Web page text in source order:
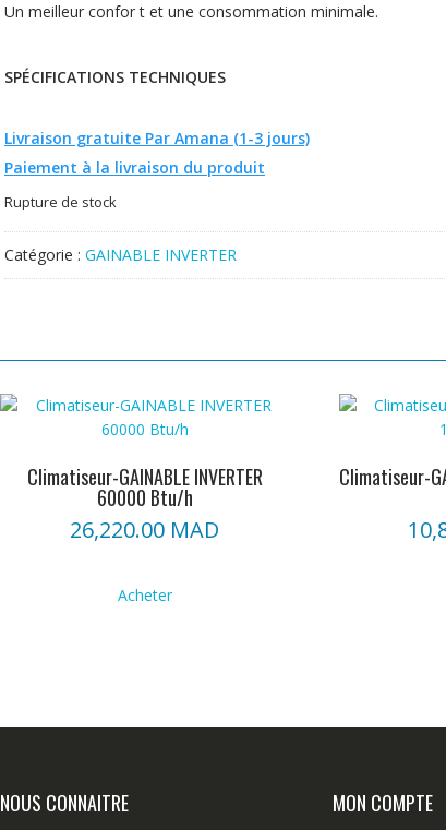
Un meilleur confor t et une consommation minimale.
SPÉCIFICATIONS TECHNIQUES
Livraison gratuite Par Amana (1-3 jours)
Paiement à la livraison du produit
Rupture de stock
Catégorie : GAINABLE INVERTER
Climatiseur-GAINABLE INVERTER
60000 Btu/h
26,220.00 MAD
Acheter
Climatiseur-
NOUS CONNAITRE MON COMPTE